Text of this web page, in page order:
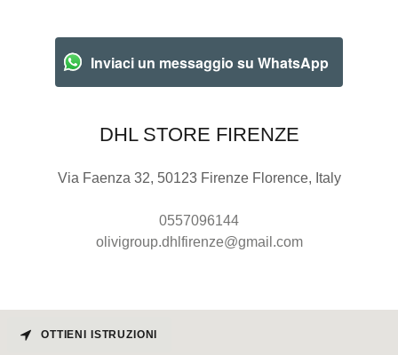
Inviaci un messaggio su WhatsApp
DHL STORE FIRENZE
Via Faenza 32, 50123 Firenze Florence, Italy
0557096144
olivigroup.dhlfirenze@gmail.com
OTTIENI ISTRUZIONI